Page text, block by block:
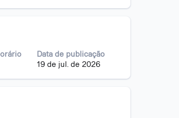
Data de publicação
19 de jul. de 2026